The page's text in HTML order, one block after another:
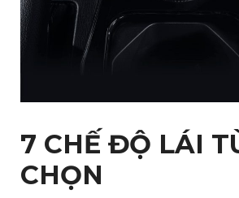
7 CHẾ ĐỘ LÁI
CHỌN​